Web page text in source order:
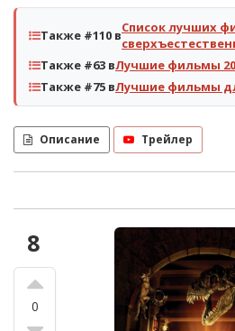
Также #110 вСписок лучших
Также #63 вЛучшие фильмы
Также #75 вЛучшие фильмы
Описание Трейлер
8
0